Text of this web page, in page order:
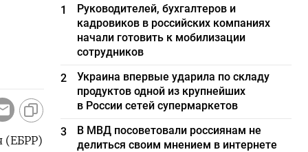
(ЕБРР)
1
Руководителей, бухгалтеров и
кадровиков в российских компаниях
начали готовить к мобилизации
сотрудников
2
Украина впервые ударила по складу
продуктов одной из крупнейших
в России сетей супермаркетов
3
В МВД посоветовали россиянам не
делиться своим мнением в интернете